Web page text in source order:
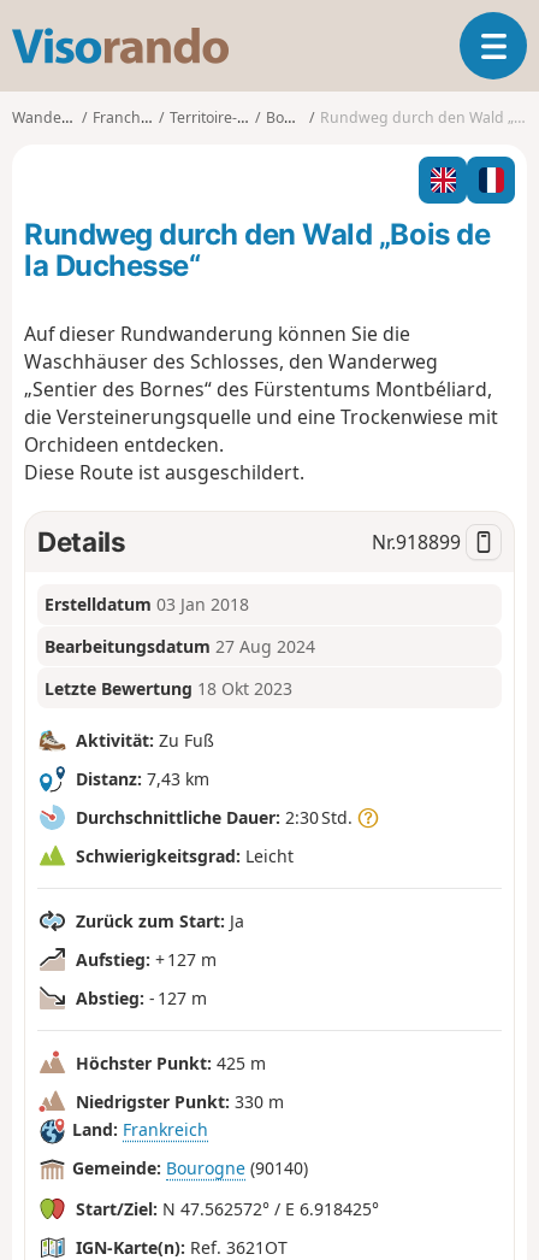
s
o
o
T
o
g
l
n
o
Wanderungen Franche-Comté Territoire-de-Belfort Bourogne Rundweg durch den Wald „Bois de la Duchesse“
Rundweg durch den Wald „Bois de
la Duchesse“
Auf dieser Rundwanderung können Sie die
Waschhäuser des Schlosses, den Wanderweg
„Sentier des Bornes“ des Fürstentums Montbéliard,
die Versteinerungsquelle und eine Trockenwiese mit
Orchideen entdecken.
Diese Route ist ausgeschildert.
Details Nr.918899
Erstelldatum 03 Jan 2018
Bearbeitungsdatum 27 Aug 2024
Letzte Bewertung 18 Okt 2023
Aktivität: Zu Fuß
Distanz: 7,43 km
Durchschnittliche Dauer: 2:30 Std.
Schwierigkeitsgrad: Leicht
Zurück zum Start: Ja
Aufstieg: + 127 m
Abstieg: - 127 m
Höchster Punkt: 425 m
Niedrigster Punkt: 330 m
Land: Frankreich
Gemeinde: Bourogne (90140)
Start/Ziel: N 47.562572° / E 6.918425°
IGN-Karte(n): Ref. 3621OT